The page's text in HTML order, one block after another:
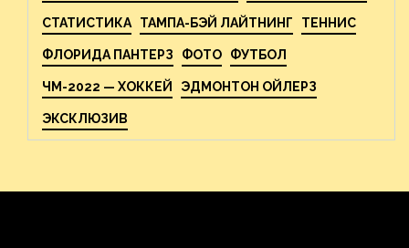
СТАТИСТИКА ТАМПА-БЭЙ ЛАЙТНИНГ ТЕННИС
ФЛОРИДА ПАНТЕРЗ ФОТО ФУТБОЛ
ЧМ-2022 — ХОККЕЙ ЭДМОНТОН ОЙЛЕРЗ
ЭКСКЛЮЗИВ